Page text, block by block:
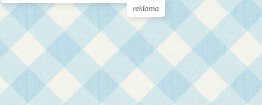
reklama